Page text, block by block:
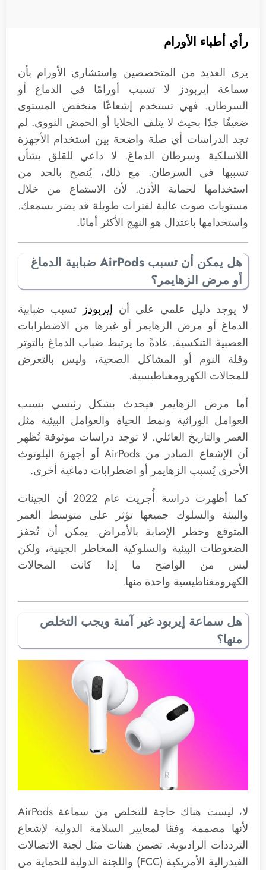
رأي أطباء الأورام
يرى العديد من المتخصصين واستشاري الأورام بأن
سماعة إيربودز لا تسبب أورامًا في الدماغ أو
السرطان. فهي تستخدم إشعاعًا منخفض المستوى
ضعيفًا جدًا بحيث لا يتلف الخلايا أو الحمض النووي. لم
تجد الدراسات أي صلة واضحة بين استخدام الأجهزة
اللاسلكية وسرطان الدماغ. لا داعي للقلق بشأن
تسببها في السرطان. مع ذلك، يُنصح بالحد من
استخدامها لحماية الأذن. لأن الاستماع من خلال
مستويات صوت عالية لفترات طويلة قد يضر بسمعك.
واستخدامها باعتدال هو النهج الأكثر أمانًا.
هل يمكن أن تسبب AirPods ضبابية الدماغ
أو مرض الزهايمر؟
لا يوجد دليل علمي على أن إيربودز تسبب ضبابية
الدماغ أو مرض الزهايمر أو غيرها من الاضطرابات
العصبية التنكسية. عادةً ما يرتبط ضباب الدماغ بالتوتر
وقلة النوم أو المشاكل الصحية، وليس بالتعرض
للمجالات الكهرومغناطيسية.
أما مرض الزهايمر فيحدث بشكل رئيسي بسبب
العوامل الوراثية ونمط الحياة والعوامل البيئية مثل
العمر والتاريخ العائلي. لا توجد دراسات موثوقة تُظهر
أن الإشعاع الصادر من AirPods أو أجهزة البلوتوث
الأخرى يُسبب الزهايمر أو اضطرابات دماغية أخرى.
كما أظهرت دراسة أُجريت عام 2022 أن الجينات
والبيئة والسلوك جميعها تؤثر على متوسط ​​العمر
المتوقع وخطر الإصابة بالأمراض. يمكن أن تُحفز
الضغوطات البيئية والسلوكية المخاطر الجينية، ولكن
ليس من الواضح ما إذا كانت المجالات
الكهرومغناطيسية واحدة منها.
هل سماعة إيربود غير آمنة ويجب التخلص
منها؟
لا، ليست هناك حاجة للتخلص من سماعة AirPods
لأنها مصممة وفقا لمعايير السلامة الدولية لإشعاع
الترددات الراديوية. تضمن هيئات مثل لجنة الاتصالات
الفيدرالية الأمريكية (FCC) واللجنة الدولية للحماية من